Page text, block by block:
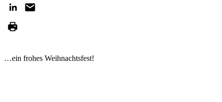
…ein frohes Weihnachtsfest!